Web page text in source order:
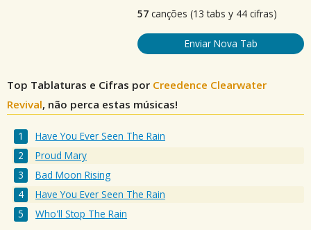
57 canções (13 tabs y 44 cifras)
Enviar Nova Tab
Top Tablaturas e Cifras por Creedence Clearwater
Revival, não perca estas músicas!
Have You Ever Seen The Rain
Proud Mary
Bad Moon Rising
Have You Ever Seen The Rain
Who'll Stop The Rain